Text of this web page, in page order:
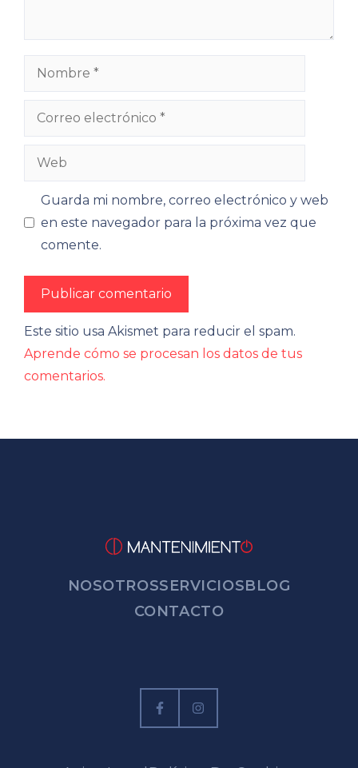
Nombre
Correo
Web
Guarda mi nombre, correo electrónico y web
en este navegador para la próxima vez que
comente.
Este sitio usa Akismet para reducir el spam.
Aprende cómo se procesan los datos de tus
comentarios.
NOSOTROSSERVICIOSBLOG
CONTACTO